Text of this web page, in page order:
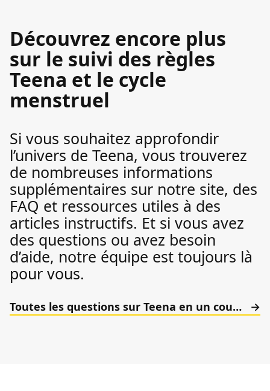
Découvrez encore plus
sur le suivi des règles
Teena et le cycle
menstruel
Si vous souhaitez approfondir
l’univers de Teena, vous trouverez
de nombreuses informations
supplémentaires sur notre site, des
FAQ et ressources utiles à des
articles instructifs. Et si vous avez
des questions ou avez besoin
d’aide, notre équipe est toujours là
pour vous.
Toutes les questions sur Teena en un coup d’œil.